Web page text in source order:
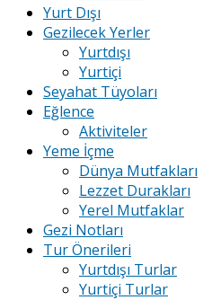
Yurt Dışı
Gezilecek Yerler
Yurtdışı
Yurtiçi
Seyahat Tüyoları
Eğlence
Aktiviteler
Yeme İçme
Dünya Mutfakları
Lezzet Durakları
Yerel Mutfaklar
Gezi Notları
Tur Önerileri
Yurtdışı Turlar
Yurtiçi Turlar